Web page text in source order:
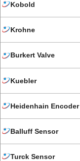
Kobold
Krohne
Burkert Valve
Kuebler
Heidenhain Encoder
Balluff Sensor
Turck Sensor